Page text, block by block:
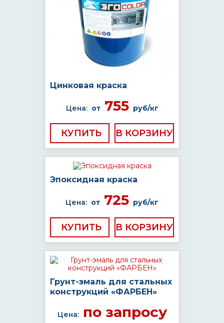
Цинковая краска
Цена: от755 руб/кг
КУПИТЬ
Эпоксидная краска
Цена: от 725 руб/кг
КУПИТЬ
Грунт-эмаль для стальных
конструкций «ФАРБЕН»
Цена:по запросу